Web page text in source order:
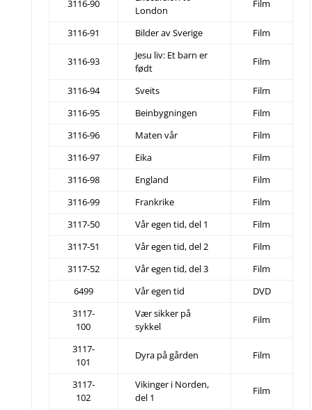
3116-90
London
Film
3116-91 Bilder av Sverige Film
3116-93
Jesu liv: Et barn er
født
Film
3116-94 Sveits
Film
3116-95
Beinbygningen
Film
3116-96
Maten vår
Film
3116-97
Eika
Film
3116-98
England
Film
3116-99
Frankrike
Film
3117-50
Vår egen tid, del 1
Film
3117-51
Vår egen tid, del 2
Film
3117-52
Vår egen tid, del 3
Film
6499
Vår egen tid
DVD
3117-
100
Vær sikker på
sykkel
Film
3117-
101
Dyra på gården Film
3117-
102
Vikinger i Norden,
del 1
Film